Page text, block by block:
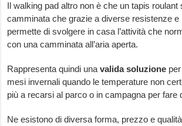
Il walking pad altro non è che un tapis roulant
camminata che grazie a diverse resistenze e
permette di svolgere in casa l’attività che
con una camminata all’aria aperta.
Rappresenta quindi unavalida soluzione
mesi invernali quando le temperature non
più a recarsi al parco o in campagna per fare
Ne esistono di diversa forma, prezzo e